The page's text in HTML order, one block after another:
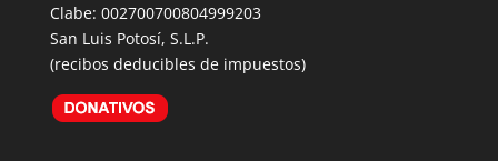
Clabe: 002700700804999203
San Luis Potosí, S.L.P.
(recibos deducibles de impuestos)